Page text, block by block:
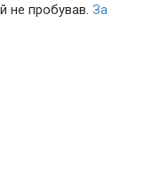
не пробував. За